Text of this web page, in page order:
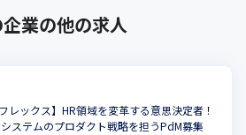
企業の他の求人
レックス】HR領域を変革する意思決定者！
ステムのプロダクト戦略を担うPdM募集